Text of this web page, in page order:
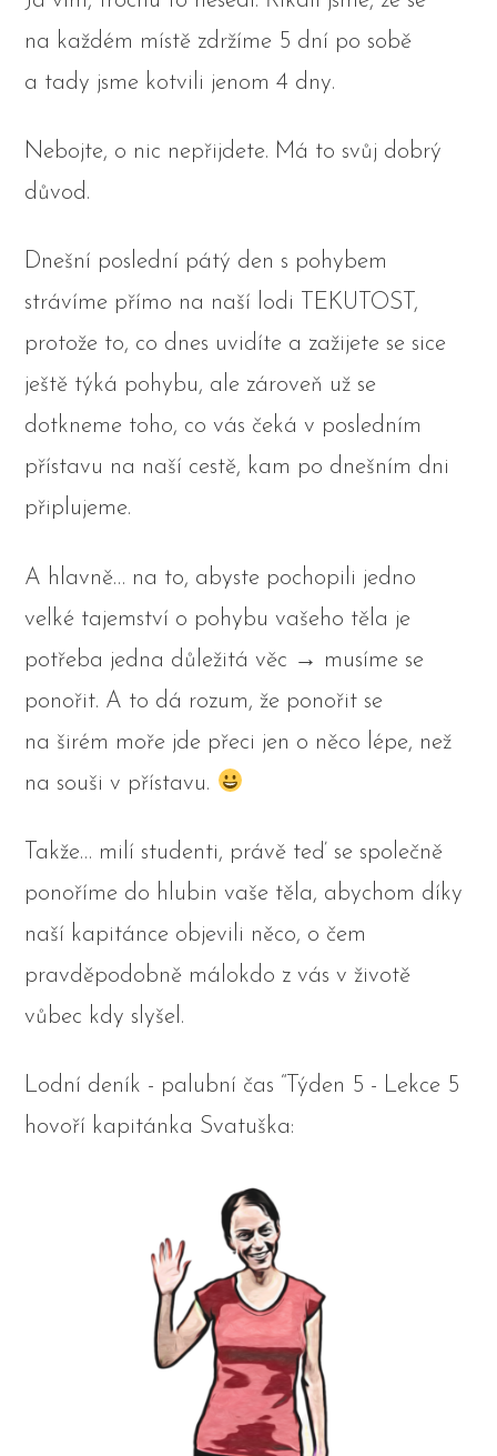
na každém místě zdržíme 5 dní po sobě
a tady jsme kotvili jenom 4 dny.
Nebojte, o nic nepřijdete. Má to svůj dobrý
důvod.
Dnešní poslední pátý den s pohybem
strávíme přímo na naší lodi TEKUTOST,
protože to, co dnes uvidíte a zažijete se sice
ještě týká pohybu, ale zároveň už se
dotkneme toho, co vás čeká v posledním
přístavu na naší cestě, kam po dnešním dni
připlujeme.
A hlavně… na to, abyste pochopili jedno
velké tajemství o pohybu vašeho těla je
potřeba jedna důležitá věc → musíme se
ponořit. A to dá rozum, že ponořit se
na širém moře jde přeci jen o něco lépe, než
na souši v přístavu.
Takže… milí studenti, právě teď se společně
ponoříme do hlubin vaše těla, abychom díky
naší kapitánce objevili něco, o čem
pravděpodobně málokdo z vás v životě
vůbec kdy slyšel.
Lodní deník - palubní čas “Týden 5 - Lekce 5
hovoří kapitánka Svatuška: